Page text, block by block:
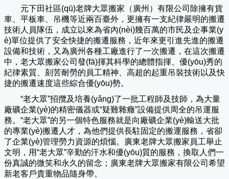
元下田社區(qū)老牌大眾搬家（ 廣州 ）有限公司除擁有貨
車、平板車、吊機等近兩百臺外，更擁有一支紀律嚴明的搬遷
技術人員隊伍，成立以來為省內(nèi)幾百萬的市民及企事業(y
è)單位提供了安全快捷的搬遷服務，近年來更引進先進的搬遷
設備和技術，又為廣州各種工廠進行了一次搬遷，在這次搬遷
中，老大眾搬家公司發(fā)揮其科學的總體指揮、優(yōu)秀的
紀律素質、刻苦耐勞的員工精神、高超的起重吊裝技術以及快
捷的搬遷速度這些綜合優(yōu)勢。
“老大眾”招攬及培養(yǎng)了一批工程師及技師，為大量
廠礦企業(yè)的精密儀器或“疑難雜癥”設備提供周全的吊運服
務。“老大眾”的另一個特色服務就是向廠礦企業(yè)輸送大批
的專業(yè)搬遷人才，為他們提供長駐固定的搬運服務，省卻
了企業(yè)管理勞力資源的煩惱。廣東老牌大眾搬家員工舉止
文明，用“老大眾”辛勤的汗水和優(yōu)質的服務，換取人們一
份真誠的微笑和永久的留念；廣東老牌大眾搬家有限公司希望
新老客戶貴重物品隨身帶。